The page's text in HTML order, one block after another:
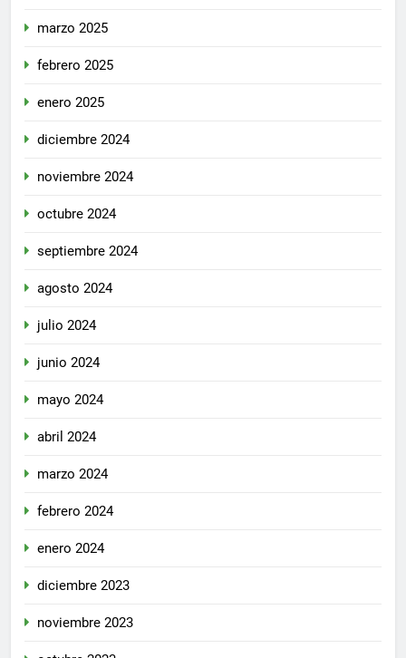
marzo 2025
febrero 2025
enero 2025
diciembre 2024
noviembre 2024
octubre 2024
septiembre 2024
agosto 2024
julio 2024
junio 2024
mayo 2024
abril 2024
marzo 2024
febrero 2024
enero 2024
diciembre 2023
noviembre 2023